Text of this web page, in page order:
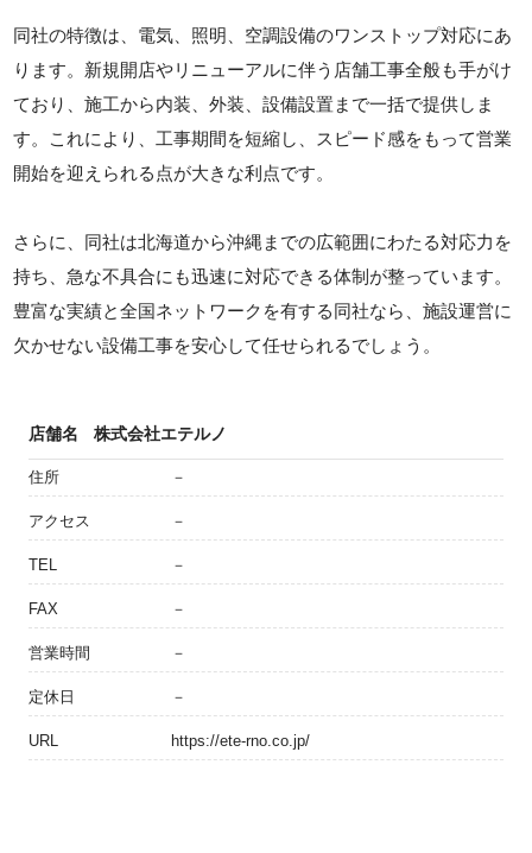
同社の特徴は、電気、照明、空調設備のワンストップ対応にあ
ります。新規開店やリニューアルに伴う店舗工事全般も手がけ
ており、施工から内装、外装、設備設置まで一括で提供しま
す。これにより、工事期間を短縮し、スピード感をもって営業
開始を迎えられる点が大きな利点です。
さらに、同社は北海道から沖縄までの広範囲にわたる対応力を
持ち、急な不具合にも迅速に対応できる体制が整っています。
豊富な実績と全国ネットワークを有する同社なら、施設運営に
欠かせない設備工事を安心して任せられるでしょう。
店舗名 株式会社エテルノ
住所 －
アクセス －
TEL －
FAX －
営業時間 －
定休日 －
URL https://ete-rno.co.jp/